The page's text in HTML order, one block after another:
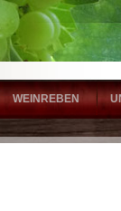
WEINREBEN